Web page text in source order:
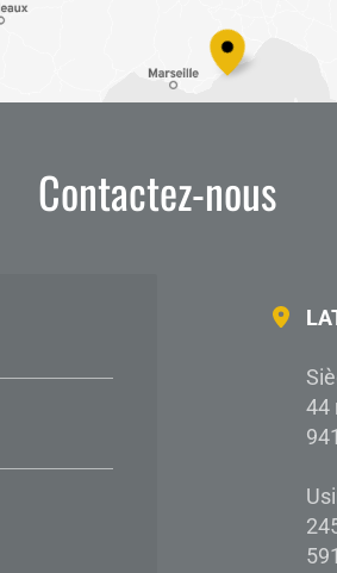
Contactez-nous
44